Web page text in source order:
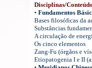
Disciplinas/Conteúdo
• Fundamentos
Bases filosóficas da
Substâncias
A circulação de
Os cinco elementos
Zang-Fu (órgãos e
Etiopatogenia I e II